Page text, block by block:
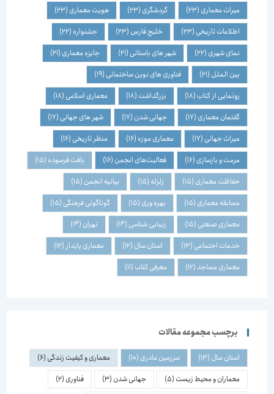
میراث معماری(23) گردشگری(23) هویت معماری(23)
اطلاعات تاریخی(23) خلیج فارس(23) جشنواره(22)
نمای شهری(22) شهر های باستانی(21) جایزه معماری(21)
بین الملل(21) فناوری های نوین ساختمانی(19)
رونمایی از کتاب(18) بزرگداشت(18) معماری اسلامی(18)
گفتمان معماری(17) جهانی شدن(17) شهر های جهانی(17)
میراث جهانی(17) معماری موزه(16) منظر تاریخی(16)
مرمت و بازسازی(16) فعالیت‌های انجمن(16) بافت فرسوده(15)
حفاظت معماری(15) زلزله(15) بیانیه انجمن(15)
مسابقه معماری(15) بهره وری(15) گوناگونی فرهنگی(15)
معماری صنعتی(15) زیبایی شناسی(14) تهران(14)
خدمات اجتماعی(13) استان سال(12) معماری پایدار(12)
معماری مساجد(12) معرفی کتاب(11)
برچسب مجموعه مقالات
استان سال(13) سرزمین مادری(10) معماری و کیفیت زندگی(6)
معماران و محیط زیست(5) جهانی شدن(3) فناوری(2)